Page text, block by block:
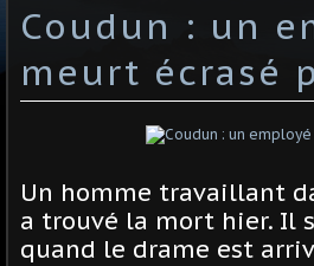
Coudun : un
meurt écrasé
Un homme travaillant
a trouvé la mort hier. Il
quand le drame est